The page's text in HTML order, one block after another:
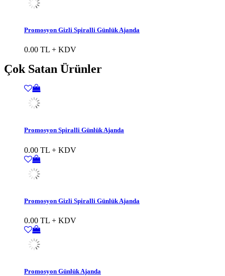
Promosyon Gizli Spiralli Günlük Ajanda
0.00 TL + KDV
Çok Satan Ürünler
Promosyon Spiralli Günlük Ajanda
0.00 TL + KDV
Promosyon Gizli Spiralli Günlük Ajanda
0.00 TL + KDV
Promosyon Günlük Ajanda